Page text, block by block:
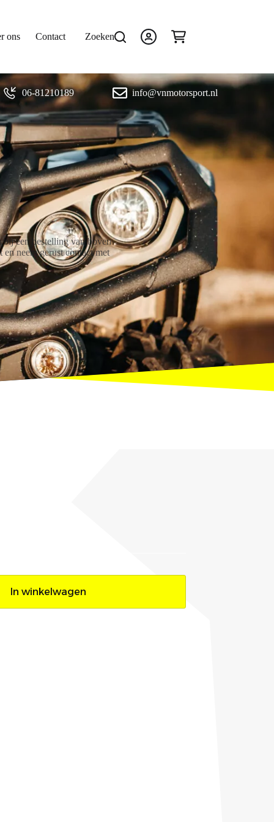
ons Contact Zoeken Winkelwagen
een bestelling van boven
neem gerust contact met
06-81210189 info@vnmotorsport.nl
In winkelwagen